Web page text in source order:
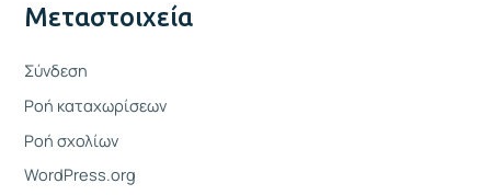
Μεταστοιχεία
Σύνδεση
Ροή καταχωρίσεων
Ροή σχολίων
WordPress.org